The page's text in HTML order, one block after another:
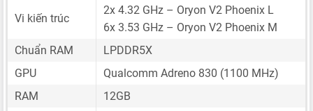
Vi kiến trúc
2x 4.32 GHz – Oryon V2 Phoenix L
6x 3.53 GHz – Oryon V2 Phoenix M
Chuẩn RAM
LPDDR5X
GPU
Qualcomm Adreno 830 (1100 MHz)
RAM
12GB